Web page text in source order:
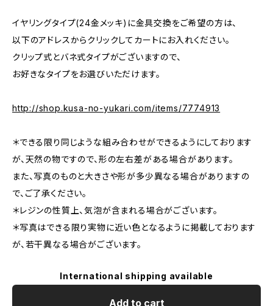
イヤリングタイプ(24金メッキ)に金具交換をご希望の方は、
以下のアドレスからクリックしてカートにお入れください。
クリップ式とバネ式タイプがございますので、
お好きなタイプをお選びいただけます。
http://shop.kusa-no-yukari.com/items/7774913
＊できる限り同じような組み合わせができるようにしております
が、天然の物ですので、形の左右差がある場合があります。
また、写真のものと大きさや形が多少異なる場合がありますの
で、ご了承ください。
＊レジンの性質上、気泡が含まれる場合がございます。
＊写真はできる限り実物に近い色となるように掲載しております
が、若干異なる場合がございます。
International shipping available
Add to cart